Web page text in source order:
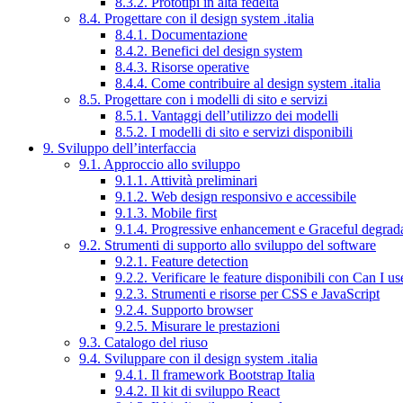
8.4. Progettare con il design system .italia
8.4.1. Documentazione
8.4.2. Benefici del design system
8.4.3. Risorse operative
8.4.4. Come contribuire al design system .italia
8.5. Progettare con i modelli di sito e servizi
8.5.1. Vantaggi dell’utilizzo dei modelli
8.5.2. I modelli di sito e servizi disponibili
9. Sviluppo dell’interfaccia
9.1. Approccio allo sviluppo
9.1.1. Attività preliminari
9.1.2. Web design responsivo e accessibile
9.1.3. Mobile first
9.1.4. Progressive enhancement e Graceful
9.2. Strumenti di supporto allo sviluppo del software
9.2.1. Feature detection
9.2.2. Verificare le feature disponibili con Can I
9.2.3. Strumenti e risorse per CSS e JavaScript
9.2.4. Supporto browser
9.2.5. Misurare le prestazioni
9.3. Catalogo del riuso
9.4. Sviluppare con il design system .italia
9.4.1. Il framework Bootstrap Italia
9.4.2. Il kit di sviluppo React